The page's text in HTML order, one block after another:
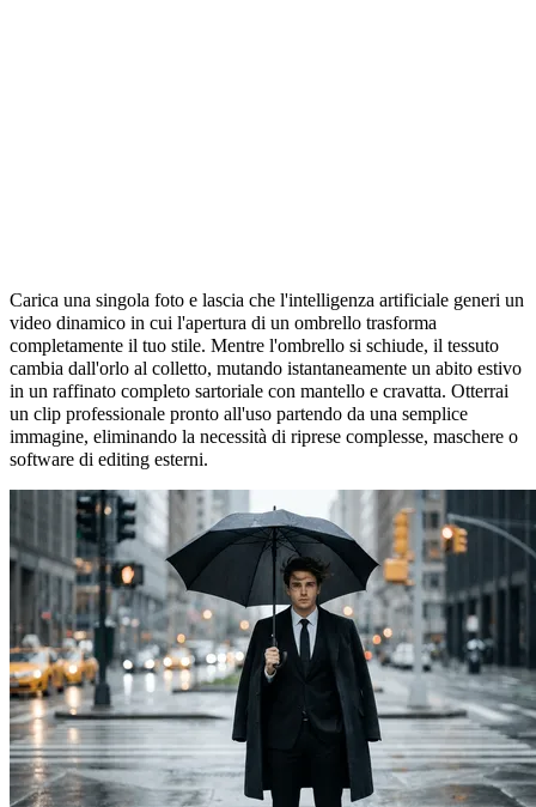
Carica una singola foto e lascia che l'intelligenza artificiale generi un
video dinamico in cui l'apertura di un ombrello trasforma
completamente il tuo stile. Mentre l'ombrello si schiude, il tessuto
cambia dall'orlo al colletto, mutando istantaneamente un abito estivo
in un raffinato completo sartoriale con mantello e cravatta. Otterrai
un clip professionale pronto all'uso partendo da una semplice
immagine, eliminando la necessità di riprese complesse, maschere o
software di editing esterni.